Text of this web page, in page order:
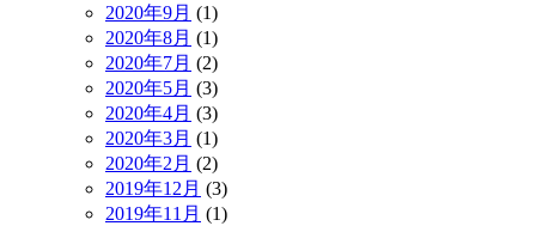
2020年9月 (1)
2020年8月 (1)
2020年7月 (2)
2020年5月 (3)
2020年4月 (3)
2020年3月 (1)
2020年2月 (2)
2019年12月 (3)
2019年11月 (1)